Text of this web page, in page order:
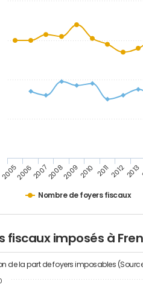
Nombre de foyers fiscaux
200520062007200820092010 201120122013
fiscaux imposés à
de la part de foyers imposables